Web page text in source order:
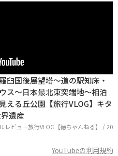
臼国後展望塔〜道の駅知床・
ス〜日本最北東突端地〜相泊
える丘公園【旅行VLOG】キタ
遺産
レビュー旅行VLOG【徳ちゃんねる】 / 20
YouTubeの利用規約